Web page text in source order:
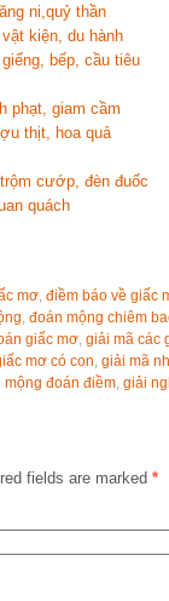
ni,quỷ thần
kiện, du hành
bếp, cầu tiêu
phạt, giam cầm
thịt, hoa quả
cướp, đèn đuốc
quách
mơ, điềm báo về giấc
, đoán mộng chiêm
giấc mơ, giải mã các
mơ có con, giải mã
mộng đoán điềm, giải
fields are marked *